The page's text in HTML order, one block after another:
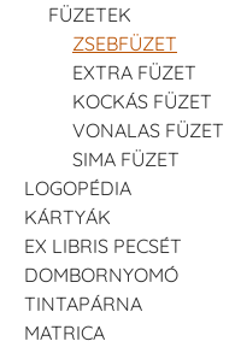
FÜZETEK
ZSEBFÜZET
EXTRA FÜZET
KOCKÁS FÜZET
VONALAS FÜZET
SIMA FÜZET
LOGOPÉDIA
KÁRTYÁK
EX LIBRIS PECSÉT
DOMBORNYOMÓ
TINTAPÁRNA
MATRICA